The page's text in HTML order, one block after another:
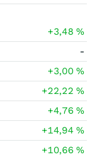
+3,48%
-
+3,00%
+22,22%
+4,76%
+14,94%
+10,66%